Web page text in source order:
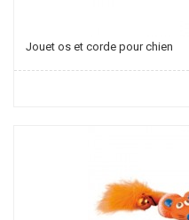
Jouet os et corde pour chien